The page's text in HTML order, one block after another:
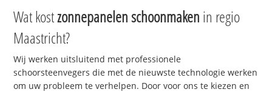
Wat kostzonnepanelen schoonmaken in regio
Maastricht?
Wij werken uitsluitend met professionele
schoorsteenvegers die met de nieuwste technologie werken
om uw probleem te verhelpen. Door voor ons te kiezen en